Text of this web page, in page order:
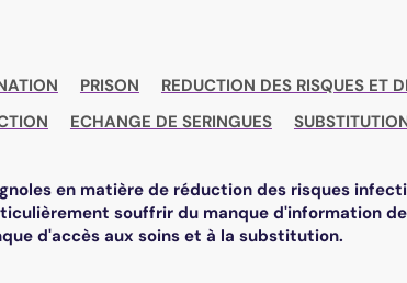
PRISON REDUCTION DES RISQUES ET
ECHANGE DE SERINGUES
en matière de réduction des risques
souffrir du manque d'information
d'accès aux soins et à la substitution.